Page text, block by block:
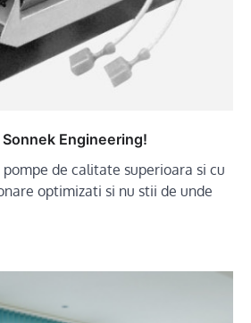
Engineering!
de calitate superioara si cu
optimizati si nu stii de unde